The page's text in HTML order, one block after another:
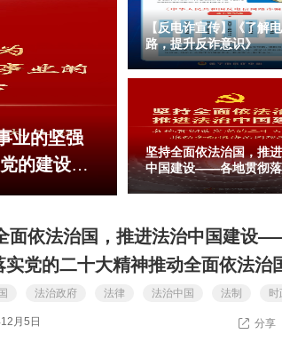
业的坚强
的建设新
【反电诈宣传】《了解
路，提升反诈意识》
坚持全面依法治国，推
中国建设——各地贯彻
的二十大精神推动全面
面依法治国，推进法治中国建设
实党的二十大精神推动全面依法治
法治政府 法律 法治中国 法制 时
月5日 分享